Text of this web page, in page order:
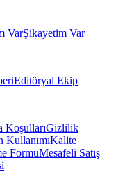
VarŞikayetim Var
Editöryal Ekip
KoşullarıGizlilik
KullanımıKalite
FormuMesafeli Satış